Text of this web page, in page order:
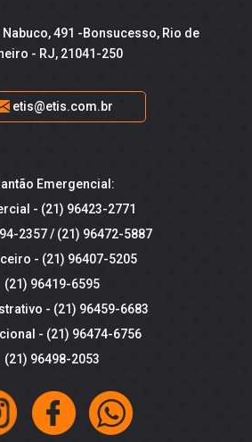
Nabuco, 491 -Bonsucesso, Rio de
- RJ, 21041-250
etis@etis.com.br
Emergencial:
- (21) 96423-2771
2357/ (21) 96472-5887
- (21) 96407-5205
(21) 96419-6595
- (21) 96459-6683
- (21) 96474-6756
(21) 96498-2053